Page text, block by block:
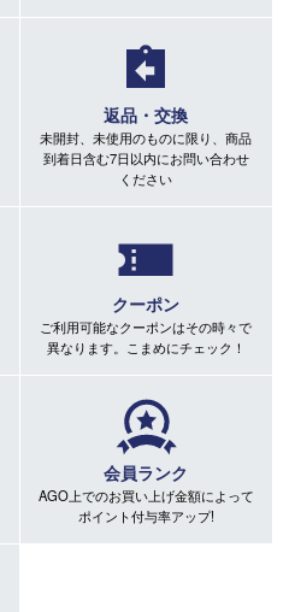
返品・交換
未開封、未使用のものに限り、商品
到着日含む7日以内にお問い合わせ
ください
クーポン
ご利用可能なクーポンはその時々で
異なります。こまめにチェック！
会員ランク
AGO上でのお買い上げ金額によって
ポイント付与率アップ!